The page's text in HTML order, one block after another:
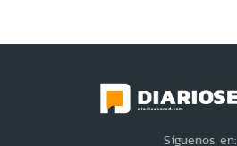
Síguenos en: